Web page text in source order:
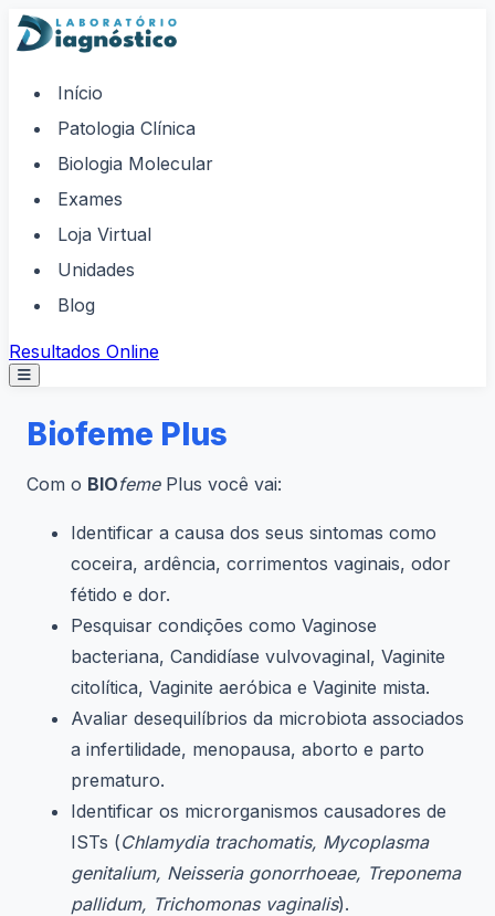
Skip to content
Início
Patologia Clínica
Biologia Molecular
Exames
Loja Virtual
Unidades
Blog
Resultados Online
Biofeme Plus
Com o BIOfemePlus você vai:
Identificar a causa dos seus sintomas como
coceira, ardência, corrimentos vaginais, odor
fétido e dor.
Pesquisar condições como Vaginose
bacteriana, Candidíase vulvovaginal, Vaginite
citolítica, Vaginite aeróbica e Vaginite mista.
Avaliar desequilíbrios da microbiota associados
a infertilidade, menopausa, aborto e parto
prematuro.
Identificar os microrganismos causadores de
ISTs (Chlamydia trachomatis, Mycoplasma
genitalium, Neisseria gonorrhoeae, Treponema
pallidum, Trichomonas vaginalis).